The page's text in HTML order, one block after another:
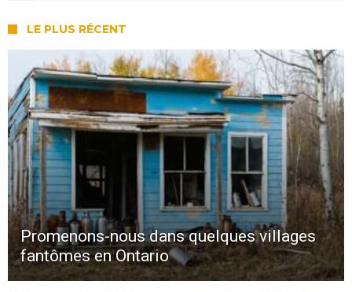
LE PLUS RÉCENT
Promenons-nous dans quelques villages
fantômes en Ontario